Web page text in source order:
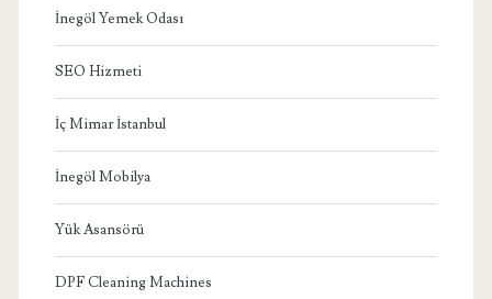
İnegöl Yemek Odası
SEO Hizmeti
İç Mimar İstanbul
İnegöl Mobilya
Yük Asansörü
DPF Cleaning Machines